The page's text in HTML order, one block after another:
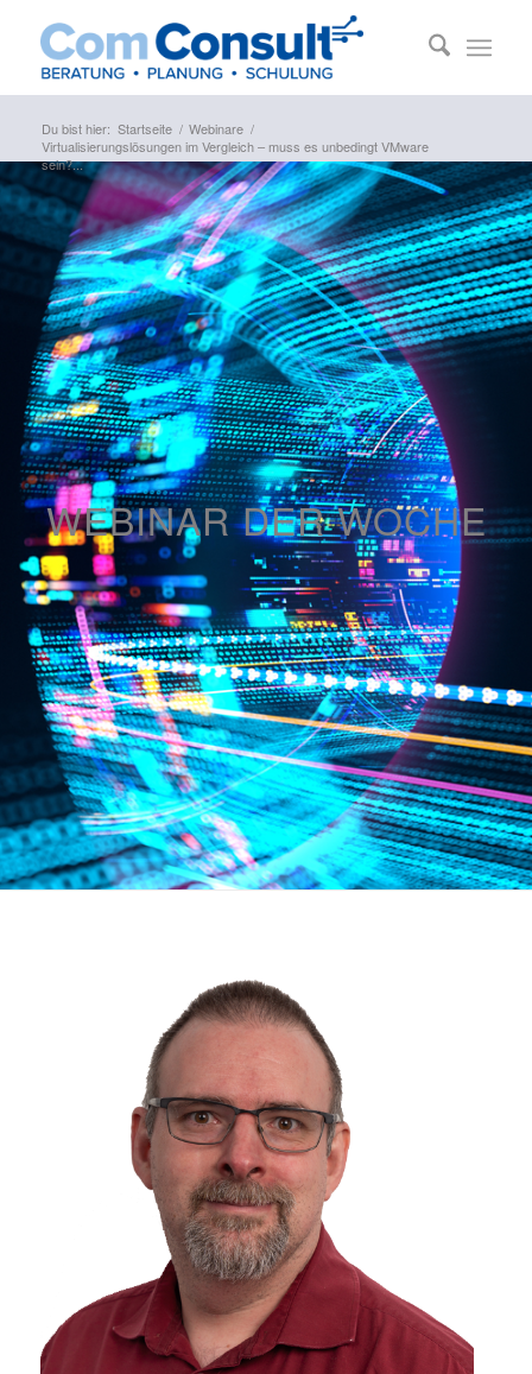
Du bist hier: Startseite / Webinare /
Virtualisierungslösungen im Vergleich – muss es unbedingt VMware
sein?...
WEBINAR DER WOCHE